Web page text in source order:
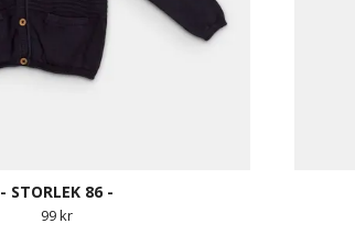
- STORLEK 86 -
99 kr